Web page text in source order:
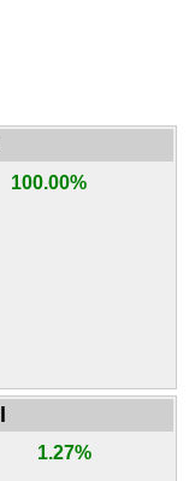
100.00%
1.27%